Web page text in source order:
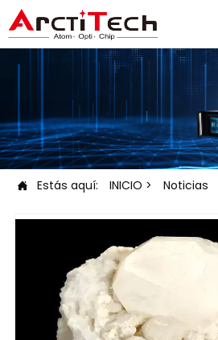
 Estás aquí: INICIO > Noticias